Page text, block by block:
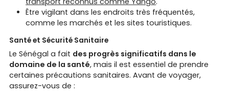
Être vigilant dans les endroits très fréquentés,
comme les marchés et les sites touristiques.
Santé et Sécurité Sanitaire
Le Sénégal a fait des progrès significatifs dans le
domaine de la santé, mais il est essentiel de prendre
certaines précautions sanitaires. Avant de voyager,
assurez-vous de :